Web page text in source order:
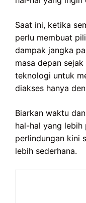
Saat ini, ketika
perlu membuat
dampak jangka
masa depan
teknologi untuk
diakses hanya
Biarkan waktu
hal-hal yang lebih
perlindungan kini
lebih sederhana.